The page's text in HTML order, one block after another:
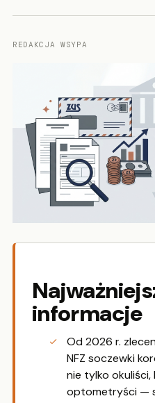
REDAKCJA WSYPA
informacje
Od 2026 r.
NFZ soczewki
nie tylko
optometryści —